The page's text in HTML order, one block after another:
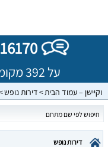
16170 חוות דעת מאומתות!
על 392 מקומות אירוח שונים בישראל
וקיישן – עמוד הבית דירות נופש
דירות נופש